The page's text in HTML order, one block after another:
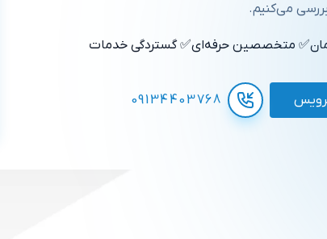
می‌کنیم.
✅ متخصصین حرفه‌ای✅ گستردگی خدمات
09134403768